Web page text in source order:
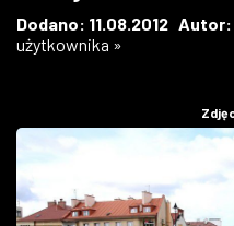
W KINACH
ZDJĘCIA
W RZESZOWIE
Dodano: 11.08.2012 Autor:
użytkownika »